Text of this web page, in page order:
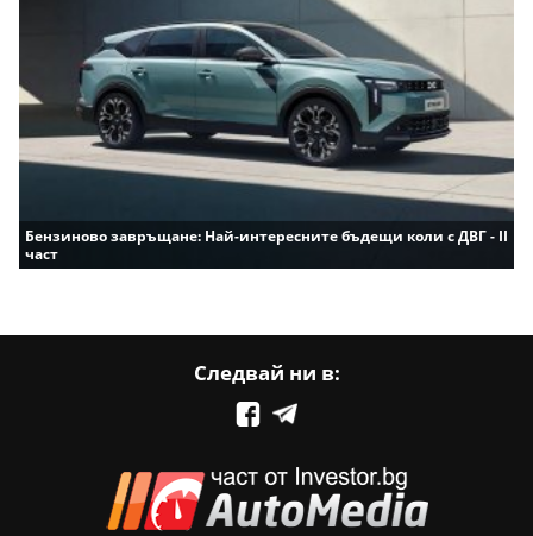
Бензиново завръщане: Най-интересните бъдещи коли с ДВГ - II
част
Следвай ни в: